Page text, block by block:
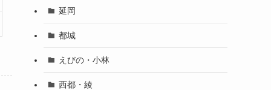
延岡
都城
えびの・小林
西都・綾